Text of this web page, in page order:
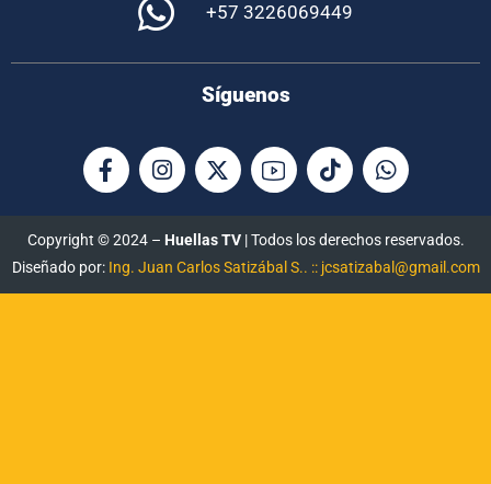
+57 3226069449
Síguenos
Copyright © 2024 – Huellas TV| Todos los derechos reservados.
Diseñado por: Ing. Juan Carlos Satizábal S.. :: jcsatizabal@gmail.com